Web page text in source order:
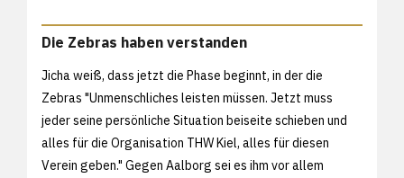
Die Zebras haben verstanden
Jicha weiß, dass jetzt die Phase beginnt, in der die
Zebras "Unmenschliches leisten müssen. Jetzt muss
jeder seine persönliche Situation beiseite schieben und
alles für die Organisation THW Kiel, alles für diesen
Verein geben." Gegen Aalborg sei es ihm vor allem